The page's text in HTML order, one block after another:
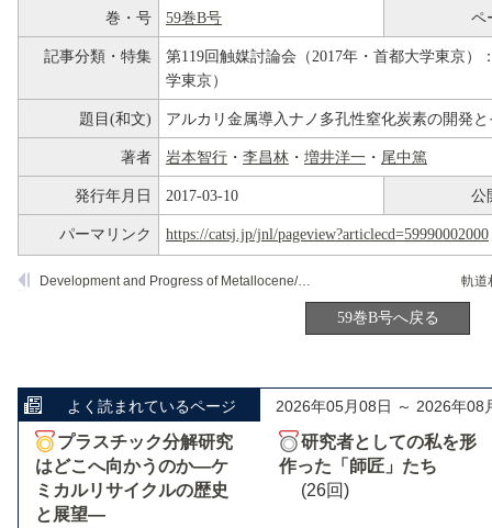
巻・号 59巻B号 ペ
記事分類・特集
第119回触媒討論会（2017年・首都大学東京）
学東京）
題目(和文) アルカリ金属導入ナノ多孔性窒化炭素の開発
著者 岩本智行 ・ 李昌林 ・ 増井洋一 ・ 尾中篤
発行年月日 2017-03-10 公
パーマリンク https://catsj.jp/jnl/pageview?articlecd=59990002000
Development and Progress of Metallocene/Methylaluminoxane Catalysts for Olefin Polymerization
59巻B号へ戻る
よく読まれているページ 2026年05月08日 ～ 2026年08
プラスチック分解研究
はどこへ向かうのか―ケ
ミカルリサイクルの歴史
と展望―
研究者としての私を形
作った「師匠」たち
(26回)